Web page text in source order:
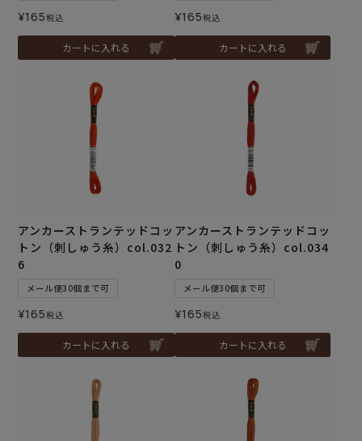
¥165税込
カートに入れる
¥165税込
カートに入れる
アンカーストランテッドコッ
トン（刺しゅう糸）col.032
6
メール便30個まで可
¥165税込
カートに入れる
アンカーストランテッドコッ
トン（刺しゅう糸）col.034
0
メール便30個まで可
¥165税込
カートに入れる